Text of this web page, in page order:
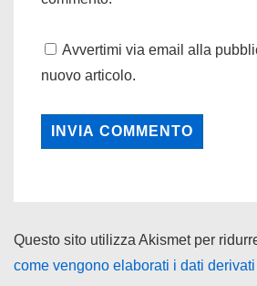
Avvertimi via email alla
nuovo articolo.
Questo sito utilizza Akismet per
come vengono elaborati i dati